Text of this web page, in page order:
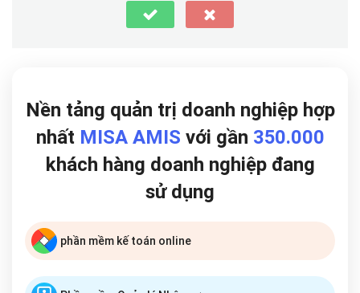
Nền tảng quản trị doanh nghiệp hợp
nhất MISA AMIS với gần 350.000
khách hàng doanh nghiệp đang
sử dụng
phần mềm kế toán online